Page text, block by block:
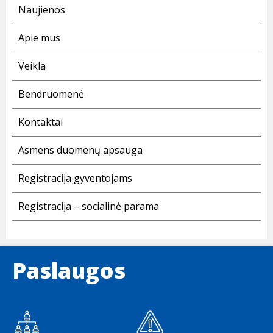
Naujienos
Apie mus
Veikla
Bendruomenė
Kontaktai
Asmens duomenų apsauga
Registracija gyventojams
Registracija – socialinė parama
Paslaugos